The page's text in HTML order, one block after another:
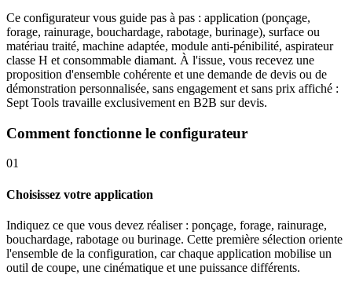
Ce configurateur vous guide pas à pas : application (ponçage,
forage, rainurage, bouchardage, rabotage, burinage), surface ou
matériau traité, machine adaptée, module anti-pénibilité, aspirateur
classe H et consommable diamant. À l'issue, vous recevez une
proposition d'ensemble cohérente et une demande de devis ou de
démonstration personnalisée, sans engagement et sans prix affiché :
Sept Tools travaille exclusivement en B2B sur devis.
Comment fonctionne le configurateur
01
Choisissez votre application
Indiquez ce que vous devez réaliser : ponçage, forage, rainurage,
bouchardage, rabotage ou burinage. Cette première sélection oriente
l'ensemble de la configuration, car chaque application mobilise un
outil de coupe, une cinématique et une puissance différents.